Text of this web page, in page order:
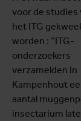
voor de studies
het ITG
worden : “ITG-
onderzoekers
verzamelden in
Kampenhout
aantal
insectarium